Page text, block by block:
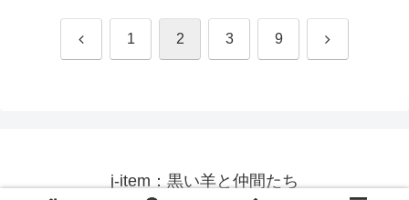
前 1 2 3 9 次
j-item：黒い羊と仲間たち